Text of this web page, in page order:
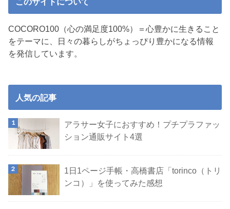
COCORO100（心の満足度100%）＝心豊かに生きること
をテーマに、日々の暮らしがちょっぴり豊かになる情報
を発信しています。
人気の記事
アラサー女子におすすめ！プチプラファッ
ション通販サイト4選
1日1ページ手帳・高橋書店「torinco（トリ
ンコ）」を使ってみた感想